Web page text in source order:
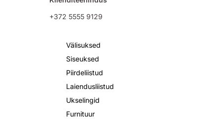
+372 5555 9129
Välisuksed
Siseuksed
Piirdeliistud
Laiendusliistud
Ukselingid
Furnituur